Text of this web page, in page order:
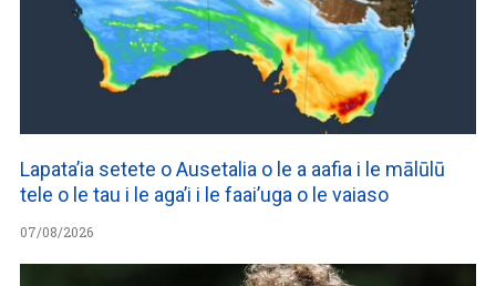
Lapata’ia setete o Ausetalia o le a aafia i le mālūlū
tele o le tau i le aga’i i le faai’uga o le vaiaso
07/08/2026